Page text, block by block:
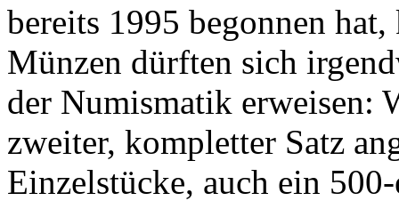
bereits 1995 begonnen
Münzen dürften sich
der Numismatik erweisen:
zweiter, kompletter Satz
Einzelstücke, auch ein